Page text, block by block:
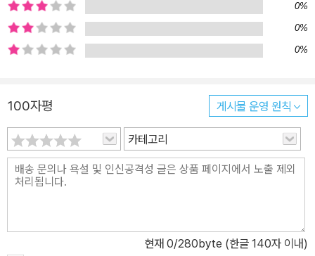
때문에 여전히 음식을 가려 먹는 처지다. 엄마는 가공 식품이라면 질
색을 하면서 친환경적인 먹거리만 고르고 골라 주문하지만, 대부분
야채뿐이라 환이의 입맛에는 영 별로다. 외할머니가 환이를 돌봐 주
엄마가 집을 비운 사이에 라면과 과자를 잔뜩 사 와 먹다가 엄마에게
현장을 딱 들키고 만다. 그래서 슬프디슬프게 길을 걷고 있는데, 기다
렸다는 듯이 그 가게가 떡하니 나타난 것이다. 생기는 족족 장사가 망
해서 늘 비어 있던 자리에, 다른 것도 아닌 ‘세상의 모든 라면’을 판다
는 가게가! 그 라면 가게는 이상하게도 자꾸자꾸 간판 글씨가 바뀌더
다. 마침 주머니에 딱 삼천 원이 있는 데다 시간 여유도 있었던 환이는
용기를 내어 가게에 가 보았다. 둥그렇고 딱딱했던 손잡이가 손으로
0%
0%
0%
100자평 게시물 운영 원칙
카테고리
현재 0/280byte (한글 140자 이내)